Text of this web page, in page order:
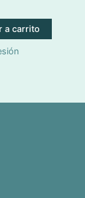
a carrito